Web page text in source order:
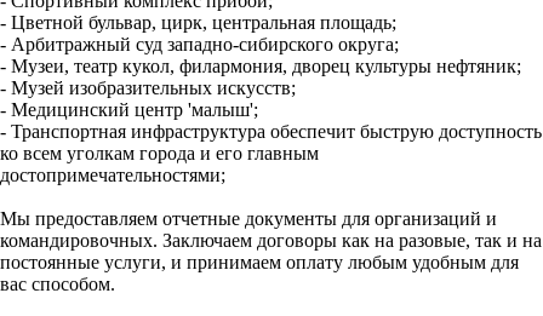
- Цветной бульвар, цирк, центральная площадь;
- Арбитражный суд западно-сибирского округа;
- Музеи, театр кукол, филармония, дворец культуры нефтяник;
- Музей изобразительных искусств;
- Медицинский центр 'малыш';
- Транспортная инфраструктура обеспечит быструю доступность
ко всем уголкам города и его главным
достопримечательностями;
Мы предоставляем отчетные документы для организаций и
командировочных. Заключаем договоры как на разовые, так и на
постоянные услуги, и принимаем оплату любым удобным для
вас способом.